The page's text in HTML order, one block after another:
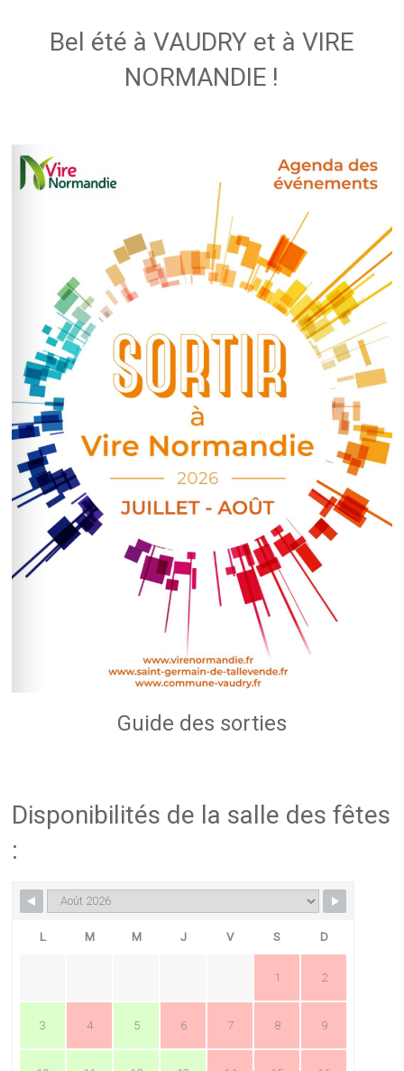
Bel été à VAUDRY et à VIRE
NORMANDIE !
Guide des sorties
Disponibilités de la salle des fêtes
:
L M M J V S D
1 2
3 4 5 6 7 8 9